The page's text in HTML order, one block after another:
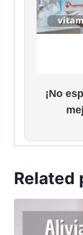
¡No
Related